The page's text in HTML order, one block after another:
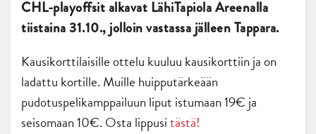
CHL-playoffsit alkavat LähiTapiola Areenalla
tiistaina 31.10., jolloin vastassa jälleen Tappara.
Kausikorttilaisille ottelu kuuluu kausikorttiin ja on
ladattu kortille. Muille huipputärkeään
pudotuspelikamppailuun liput istumaan 19€ ja
seisomaan 10€. Osta lippusitästä!